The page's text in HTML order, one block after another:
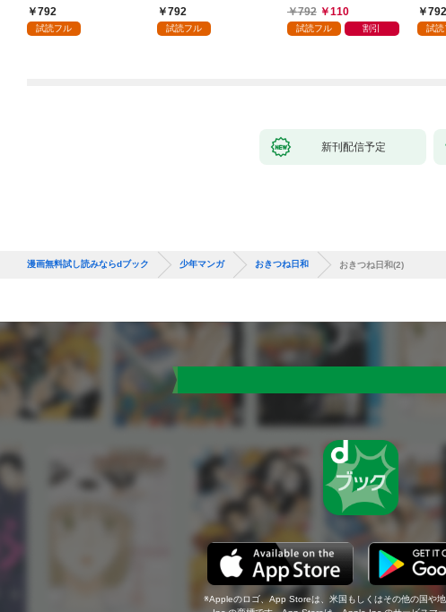
792
試読フル
かけたがギフト『無限
ガチャ』でレベル９９
792
試読フル
792
110
試読フル 割引
領地
強の
792
試読
新刊配信予定
漫画無料試し読みならdブック 少年マンガ おきつね日和 おきつね日和(2)
Appleのロゴ、App Storeは、米国もしくはその他の国や